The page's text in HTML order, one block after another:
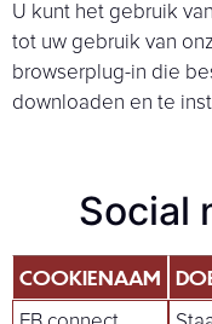
U kunt het gebruik
tot uw gebruik van
browserplug-in die
downloaden en te
Social
COOKIENAAM